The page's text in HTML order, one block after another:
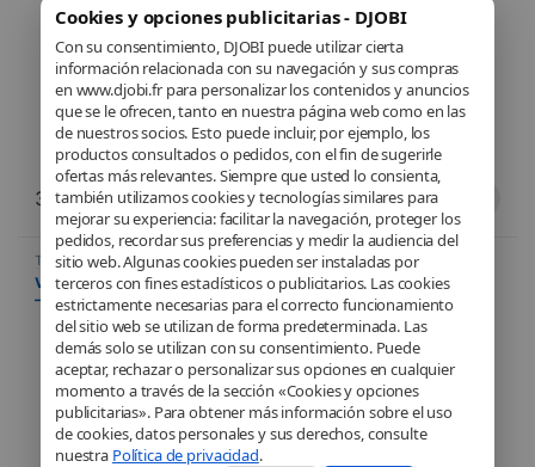
Cookies y opciones publicitarias - DJOBI
Con su consentimiento, DJOBI puede utilizar cierta
información relacionada con su navegación y sus compras
en www.djobi.fr para personalizar los contenidos y anuncios
que se le ofrecen, tanto en nuestra página web como en las
de nuestros socios. Esto puede incluir, por ejemplo, los
productos consultados o pedidos, con el fin de sugerirle
ofertas más relevantes. Siempre que usted lo consienta,
también utilizamos cookies y tecnologías similares para
mejorar su experiencia: facilitar la navegación, proteger los
pedidos, recordar sus preferencias y medir la audiencia del
sitio web. Algunas cookies pueden ser instaladas por
terceros con fines estadísticos o publicitarios. Las cookies
estrictamente necesarias para el correcto funcionamiento
del sitio web se utilizan de forma predeterminada. Las
demás solo se utilizan con su consentimiento. Puede
aceptar, rechazar o personalizar sus opciones en cualquier
momento a través de la sección «Cookies y opciones
publicitarias». Para obtener más información sobre el uso
de cookies, datos personales y sus derechos, consulte
nuestra Política de privacidad.
393,12€ 280,35€
Tarjeta gráfica ,Componentes de
PC
VGA PNY GeForce RTX™ 5050
– Single Fan 8 Go
Tarjeta gráfica,Componentes de
PC ,Informática
PNY Quadro NVIDIA RTX™
A1000 8GB – OEM